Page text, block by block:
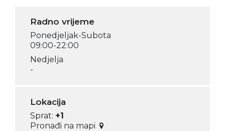
Radno vrijeme
Ponedjeljak-Subota
09:00-22:00
Nedjelja
-
Lokacija
Sprat: +1
Pronađi na mapi